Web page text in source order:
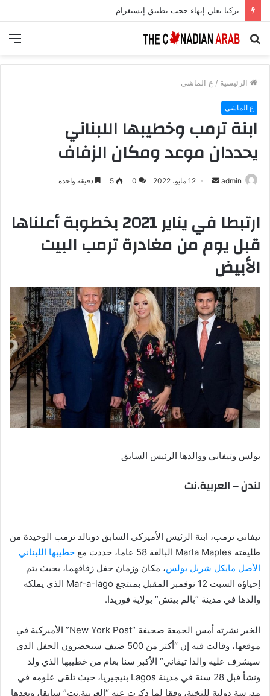
تركيا تعلن إنهاء حجب تطبيق إنستغرام
بحث
الرئيسية / ع الماشي
ع الماشي
ابنة ترمب وخطيبها اللبناني
يحددان موعد ومكان الزفاف
admin
أرسل 12 مايو، 2022 0
5 دقيقة واحدة
ارتبطا في يناير 2021 بخطوبة أعلناها
قبل يوم من مغادرة ترمب البيت
الأبيض
بولس وتيفاني ووالدها الرئيس السابق
لندن – العربية.نت
تيفاني ترمب، ابنة الرئيس الأميركي السابق دونالد ترمب الوحيدة من
طليقته Marla Maples البالغة 58 عاما، حددت مع
خطيبها اللبناني
الأصل مايكل شربل بولس، مكان وزمان حفل زفافهما، بحيث يتم
إحياؤه السبت 12 نوفمبر المقبل بمنتجع Mar-a-lago الذي يملكه
والدها في مدينة “بالم بيتش” بولاية فوريدا.
الخبر نشرته أمس الجمعة صحيفة “New York Post” الأميركية في
موقعها، وقالت فيه إن “أكثر من 500 ضيف سيحضرون الحفل الذي
سيشرف عليه والدا تيفاني” الأكبر سنا بعام من خطيبها الذي ولد
ونشأ قبل 28 سنة في مدينة Lagos بنيجيريا، حيث تلقى علومه في
مدرسة دولية للنخبة، وفقا لما ذكرت عنه “العربية.نت” سابقا، وبعدها